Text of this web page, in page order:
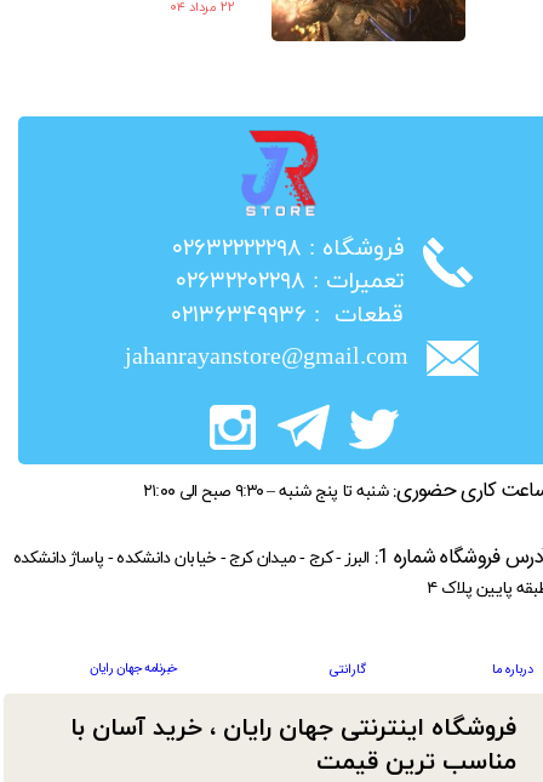
۲۲ مرداد ۰۴
​فروشگاه : ۰۲۶۳۲۲۲۲۲۹۸
​تعمیرات : ۰۲۶۳۲۲۰۲۲۹۸
​قطعات : ۰۲۱۳۶۳۴۹۹۳۶
jahanrayanstore@gmail.com
فروشگاه اینترنتی جهان رایان ، خرید آسان با
مناسب ترین قیمت​​​​​​​
کاری حضوری: شنبه تا پنج شنبه – ۹:۳۰ صبح الی ۲۱:۰۰
درباره ما گارانتی خبرنامه جهان رایان
فروشگاه شماره 1:
البرز - کرج - میدان کرج - خیابان دانشکده - پاساژ دانشکده
پایین پلاک ۴